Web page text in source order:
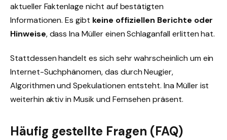
aktueller Faktenlage nicht auf bestätigten
Informationen. Es gibt keine offiziellen Berichte oder
Hinweise, dass Ina Müller einen Schlaganfall erlitten hat.
Stattdessen handelt es sich sehr wahrscheinlich um ein
Internet-Suchphänomen, das durch Neugier,
Algorithmen und Spekulationen entsteht. Ina Müller ist
weiterhin aktiv in Musik und Fernsehen präsent.
Häufig gestellte Fragen (FAQ)